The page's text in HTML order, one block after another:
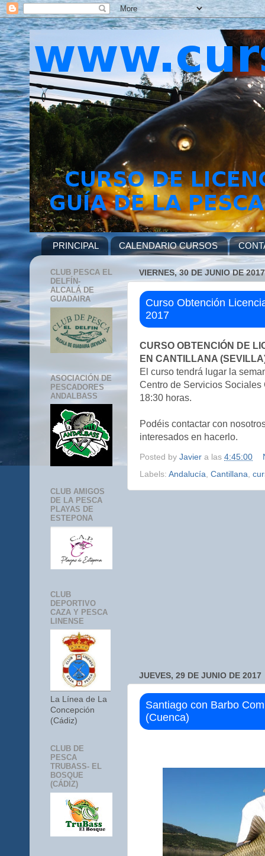
PRINCIPAL CALENDARIO CURSOS
VIERNES, 30 DE JUNIO DE 2017
Curso Obtención
2017
CURSO OBTENCIÓN DE
EN CANTILLANA
El curso tendrá lugar la
Centro de Servicios
18:30 horas.
Podéis contactar con
interesados en hacerlo.
Posted by Javier a las 4:45:00
Labels: Andalucía Cantillana
JUEVES, 29 DE JUNIO DE 2017
Santiago con Barbo
(Cuenca)
CLUB PESCA EL
DELFÍN-
ALCALÁ DE
GUADAIRA
ASOCIACIÓN DE
PESCADORES
ANDALBASS
CLUB AMIGOS
DE LA PESCA
PLAYAS DE
ESTEPONA
CLUB
DEPORTIVO
CAZA Y PESCA
LINENSE
La Línea de La
Concepción
(Cádiz)
CLUB DE
PESCA
TRUBASS- EL
BOSQUE
(CÁDIZ)